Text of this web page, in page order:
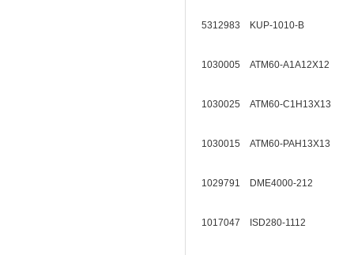
5312983 KUP-1010-B
1030005 ATM60-A1A12X12
1030025 ATM60-C1H13X13
1030015 ATM60-PAH13X13
1029791 DME4000-212
1017047 ISD280-1112